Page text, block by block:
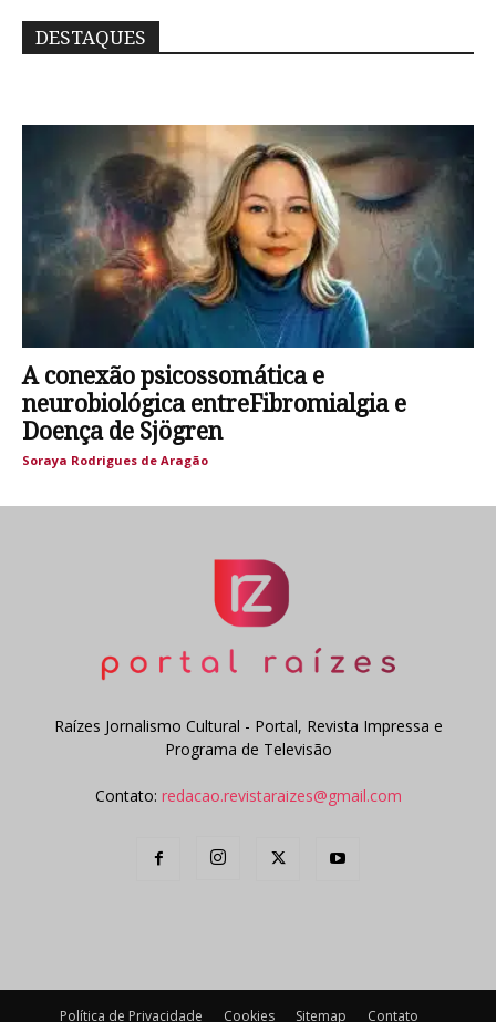
DESTAQUES
A conexão psicossomática e
neurobiológica entreFibromialgia e
Doença de Sjögren
Soraya Rodrigues de Aragão
Raízes Jornalismo Cultural - Portal, Revista Impressa e
Programa de Televisão
Contato: redacao.revistaraizes@gmail.com
Política de Privacidade Cookies Sitemap Contato